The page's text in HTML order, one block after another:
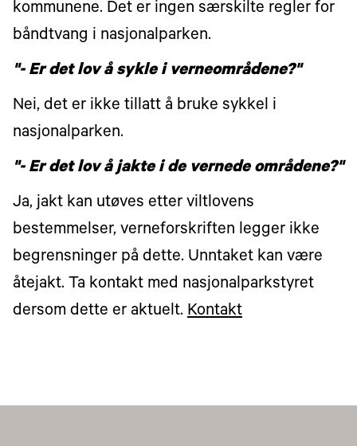
kommunene. Det er ingen særskilte regler for
båndtvang i nasjonalparken.
"- Er det lov å sykle i verneområdene?"
Nei, det er ikke tillatt å bruke sykkel i
nasjonalparken.
"- Er det lov å jakte i de vernede områdene?"
Ja, jakt kan utøves etter viltlovens
bestemmelser, verneforskriften legger ikke
begrensninger på dette. Unntaket kan være
åtejakt. Ta kontakt med nasjonalparkstyret
dersom dette er aktuelt. Kontakt